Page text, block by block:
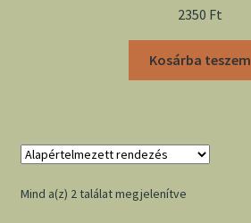
2350 Ft
Kosárba teszem
Mind a(z) 2 találat megjelenítve